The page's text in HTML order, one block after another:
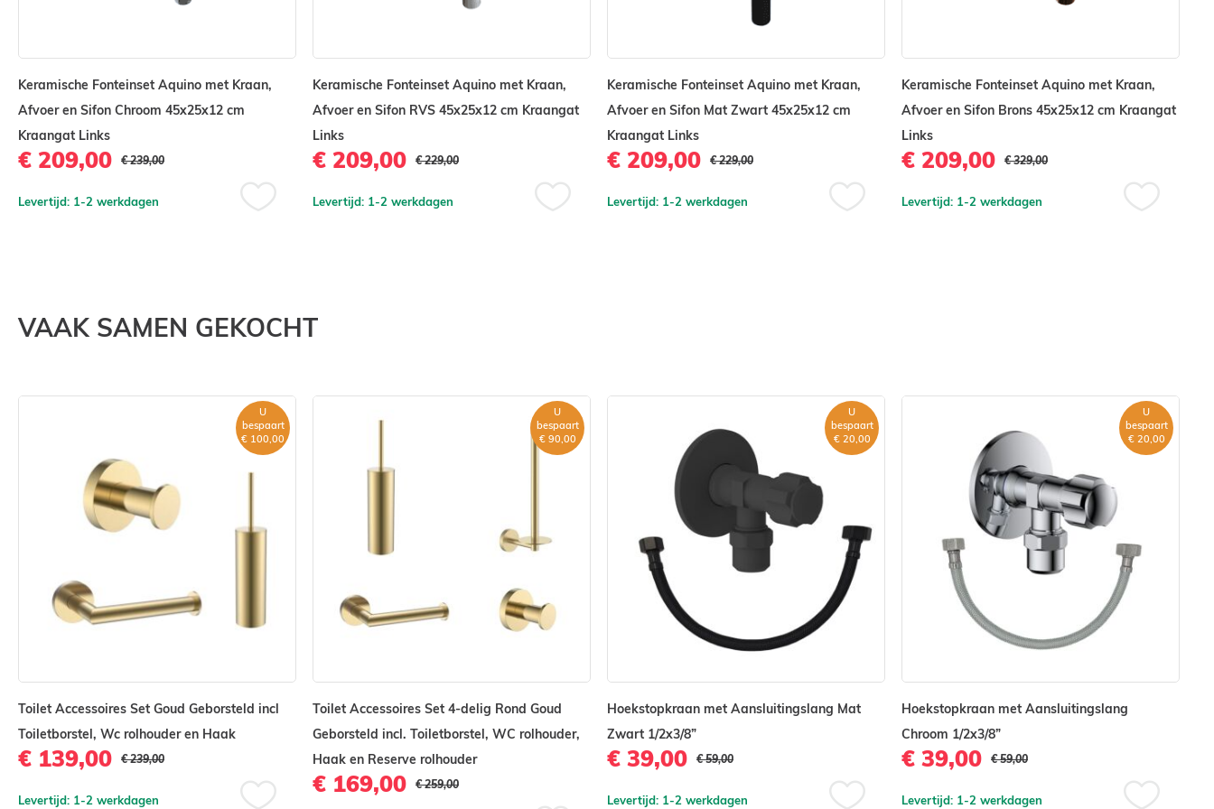
Fontein met kraangat links
Clickwaste
Bij deze fonteinset zit geen aansluitslang.
Wilt een andere kleur kraan, clickwaste en sifon. Kijk dan bij vergelijkbare
producten.
Keramische Fonteinset Aquino met Kraan,
Afvoer en Sifon Chroom 45x25x12 cm
Kraangat Links
€ 209,00 € 239,00
Levertijd: 1-2 werkdagen
Keramische Fonteinset Aquino met Kraan,
Afvoer en Sifon RVS 45x25x12 cm Kraangat
Links
€ 209,00 € 229,00
Levertijd: 1-2 werkdagen
Keramische Fonteinset Aquino met Kraan,
Afvoer en Sifon Mat Zwart 45x25x12 cm
Kraangat Links
€ 209,00 € 229,00
Levertijd: 1-2 werkdagen
Keramische Fonteinset Aquino met Kraan,
Afvoer en Sifon Brons 45x25x12 cm Kraangat
Links
€ 209,00 € 329,00
Levertijd: 1-2 werkdagen
VAAK SAMEN GEKOCHT
Toilet Accessoires Set Goud Geborsteld incl
Toiletborstel, Wc rolhouder en Haak
U
bespaart
€ 100,00
€ 139,00 € 239,00
Levertijd: 1-2 werkdagen
Toilet Accessoires Set 4-delig Rond Goud
Geborsteld incl. Toiletborstel, WC rolhouder,
Haak en Reserve rolhouder
U
bespaart
€ 90,00
€ 169,00 € 259,00
Hoekstopkraan met Aansluitingslang Mat
Zwart 1/2x3/8”
U
bespaart
€ 20,00
€ 39,00 € 59,00
Levertijd: 1-2 werkdagen
Hoekstopkraan met Aansluitingslang
Chroom 1/2x3/8”
U
bespaart
€ 20,00
€ 39,00 € 59,00
Levertijd: 1-2 werkdagen